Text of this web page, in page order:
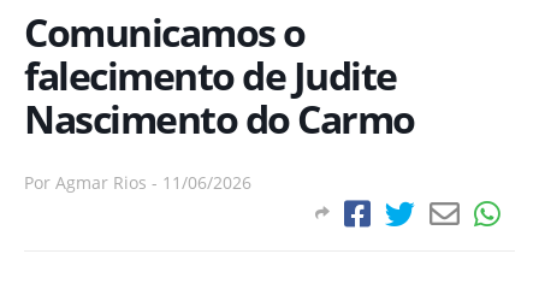
Comunicamos o
falecimento de Judite
Nascimento do Carmo
Por Agmar Rios - 11/06/2026